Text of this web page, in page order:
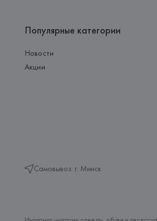
Популярные категории
Новости
Акции
Самовывоз: г. Минск